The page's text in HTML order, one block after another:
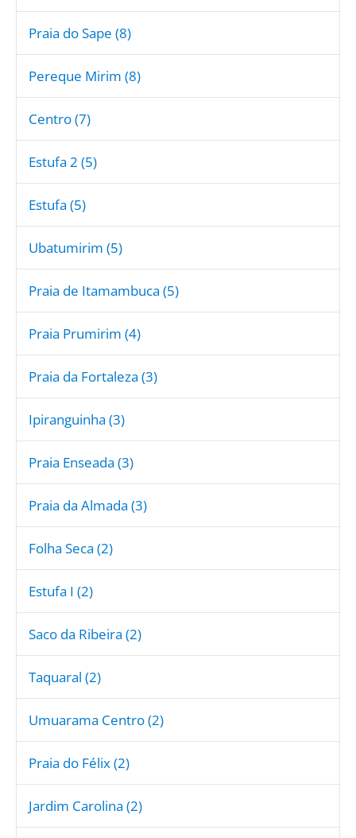
Praia do Sape (8)
Pereque Mirim (8)
Centro (7)
Estufa 2 (5)
Estufa (5)
Ubatumirim (5)
Praia de Itamambuca (5)
Praia Prumirim (4)
Praia da Fortaleza (3)
Ipiranguinha (3)
Praia Enseada (3)
Praia da Almada (3)
Folha Seca (2)
Estufa I (2)
Saco da Ribeira (2)
Taquaral (2)
Umuarama Centro (2)
Praia do Félix (2)
Jardim Carolina (2)